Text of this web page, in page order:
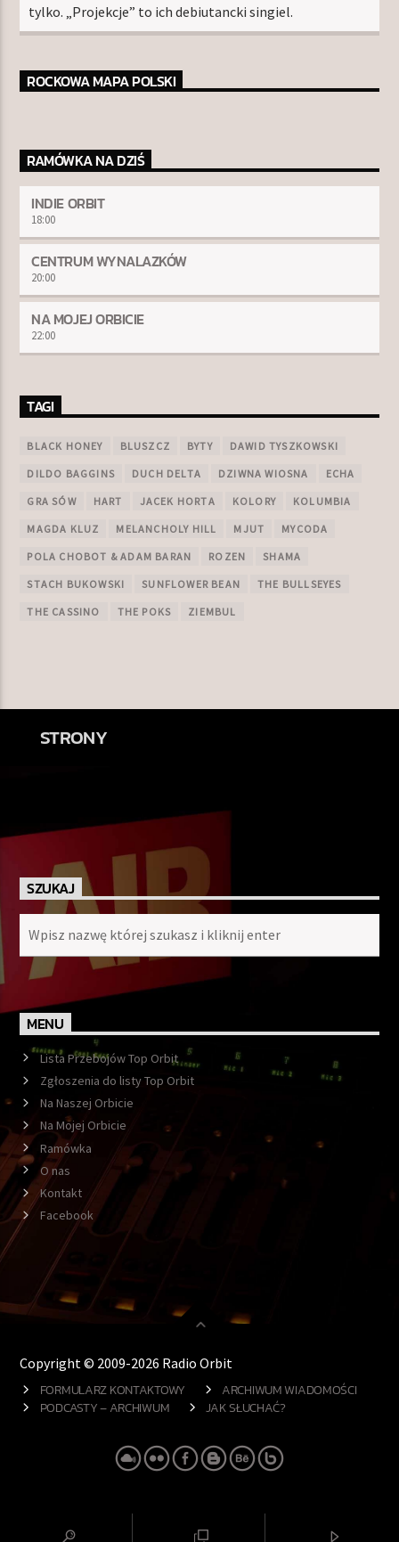
tylko. „Projekcje” to ich debiutancki singiel.
ROCKOWA MAPA POLSKI
RAMÓWKA NA DZIŚ
INDIE ORBIT
18:00
CENTRUM WYNALAZKÓW
20:00
NA MOJEJ ORBICIE
22:00
TAGI
BLACK HONEY BLUSZCZ BYTY DAWID TYSZKOWSKI
DILDO BAGGINS DUCH DELTA DZIWNA WIOSNA ECHA
GRA SÓW HART JACEK HORTA KOLORY KOLUMBIA
MAGDA KLUZ MELANCHOLY HILL MJUT MYCODA
POLA CHOBOT & ADAM BARAN ROZEN SHAMA
STACH BUKOWSKI SUNFLOWER BEAN THE BULLSEYES
THE CASSINO THE POKS ZIEMBUL
STRONY
SZUKAJ
MENU
Lista Przebojów Top Orbit
Zgłoszenia do listy Top Orbit
Na Naszej Orbicie
Na Mojej Orbicie
Ramówka
O nas
Kontakt
Facebook
Copyright © 2009-2026 Radio Orbit
FORMULARZ KONTAKTOWY
ARCHIWUM WIADOMOŚCI
PODCASTY – ARCHIWUM
JAK SŁUCHAĆ?